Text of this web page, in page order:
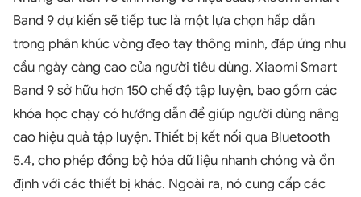
Band 9 dự kiến sẽ tiếp tục là một lựa chọn hấp dẫn
trong phân khúc vòng đeo tay thông minh, đáp ứng nhu
cầu ngày càng cao của người tiêu dùng. Xiaomi Smart
Band 9 sở hữu hơn 150 chế độ tập luyện, bao gồm các
khóa học chạy có hướng dẫn để giúp người dùng nâng
cao hiệu quả tập luyện. Thiết bị kết nối qua Bluetooth
5.4, cho phép đồng bộ hóa dữ liệu nhanh chóng và ổn
định với các thiết bị khác. Ngoài ra, nó cung cấp các